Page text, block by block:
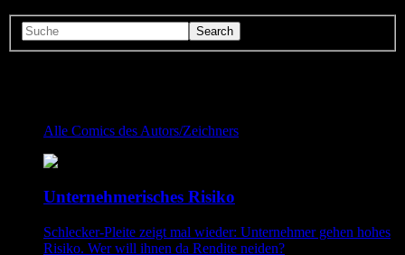
Alle Comics des Autors/Zeichners
Unternehmerisches Risiko
Schlecker-Pleite zeigt mal wieder: Unternehmer gehen hohes
Risiko. Wer will ihnen da Rendite neiden?